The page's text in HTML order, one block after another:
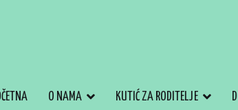
O NAMA KUTIĆ ZA RODITELJE